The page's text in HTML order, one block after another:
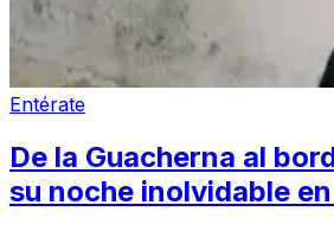
Entérate
De la Guacherna al
su noche inolvidable